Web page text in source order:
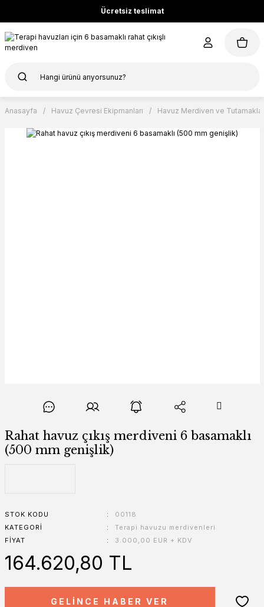
Ücretsiz teslimat
Anasayfa Havuz Çevresi Ekipmanları Havuz Merdiven ve Tutamaklar
Rahat havuz çıkış merdiveni 6 basamaklı
(500 mm genişlik)
STOK KODU
00118
KATEGORI
Terapi havuzu merdivenleri
FIYAT
3.000,00 EUR + KDV
164.620,80 TL
GELİNCE HABER VER